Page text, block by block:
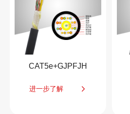
CAT5e+GJPFJH
进一步了解